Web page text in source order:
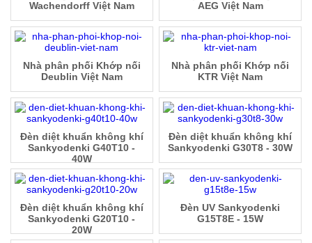
Wachendorff Việt Nam
AEG Việt Nam
Nhà phân phối Khớp nối
Deublin Việt Nam
Nhà phân phối Khớp nối
KTR Việt Nam
Đèn diệt khuẩn không khí
Sankyodenki G40T10 -
40W
Đèn diệt khuẩn không khí
Sankyodenki G30T8 - 30W
Đèn diệt khuẩn không khí
Sankyodenki G20T10 -
20W
Đèn UV Sankyodenki
G15T8E - 15W